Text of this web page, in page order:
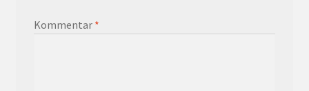
Kommentar *